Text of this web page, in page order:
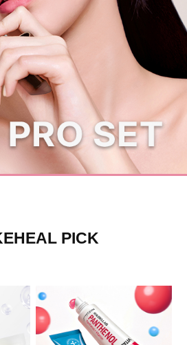
널추가하면 1,000원 할인쿠폰
PICK